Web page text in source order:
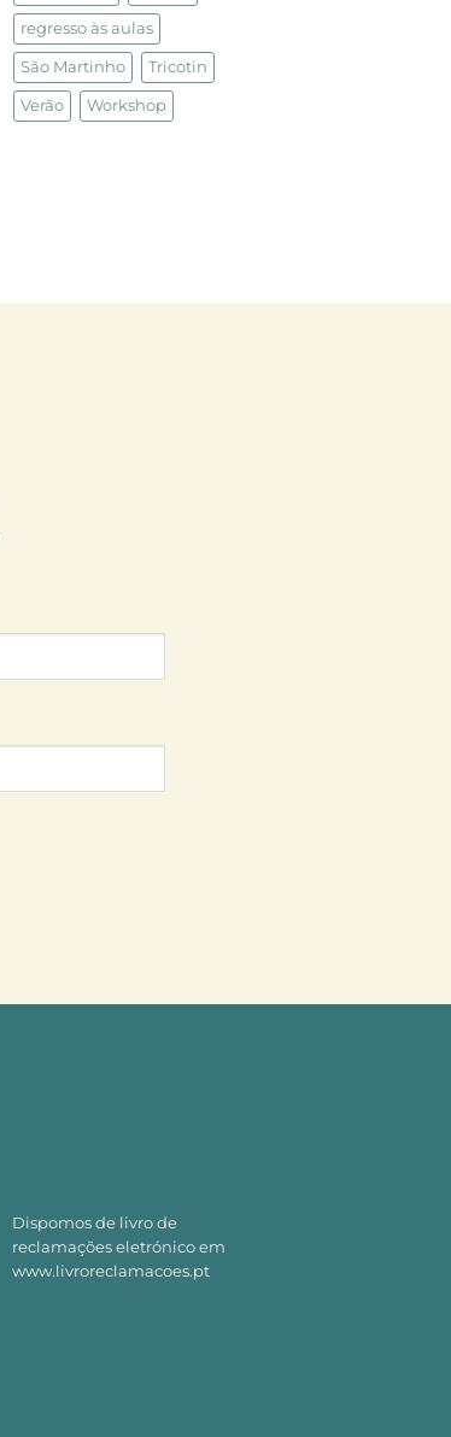
regresso às aulas
São Martinho Tricotin
Verão Workshop
Dispomos de livro de
reclamações eletrónico em
www.livroreclamacoes.pt